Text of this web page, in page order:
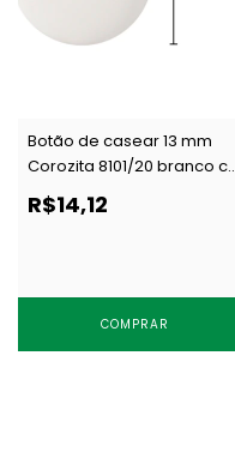
Botão de casear 13 mm
Corozita 8101/20 branco c/
144 un
R$14,12
COMPRAR